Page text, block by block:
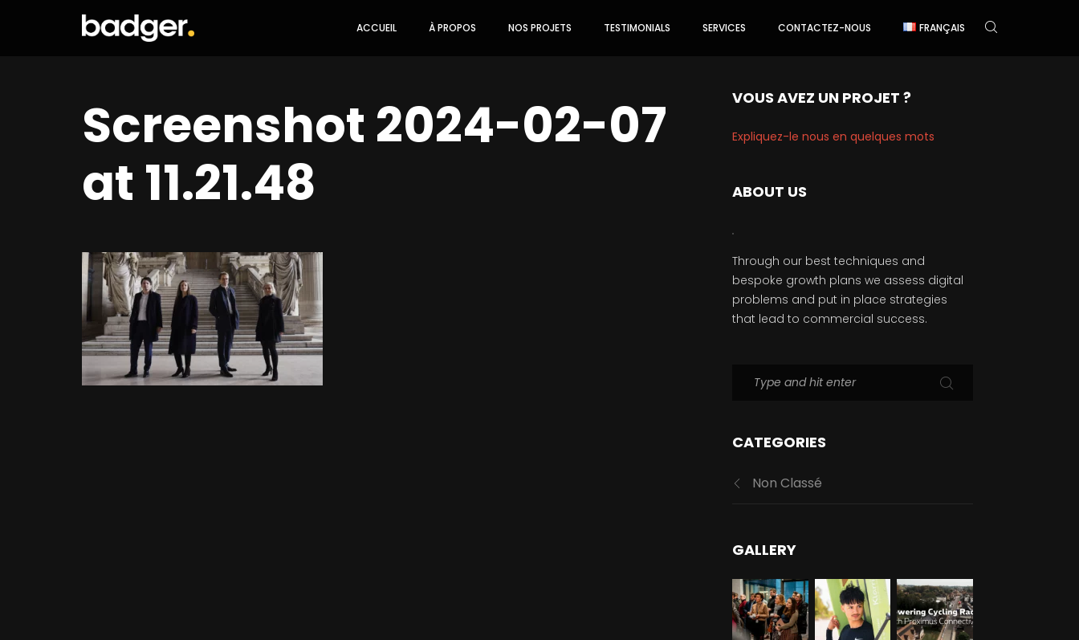
ACCUEIL À PROPOS NOS PROJETS TESTIMONIALS SERVICES CONTACTEZ-NOUS FRANÇAIS
Screenshot 2024-02-07
at 11.21.48
VOUS AVEZ UN PROJET ?
Expliquez-le nous en quelques mots
ABOUT US
Through our best techniques and
bespoke growth plans we assess digital
problems and put in place strategies
that lead to commercial success.
CATEGORIES
Non Classé
GALLERY